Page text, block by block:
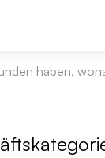
haben,